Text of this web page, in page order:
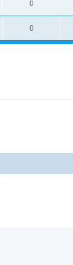
0
0